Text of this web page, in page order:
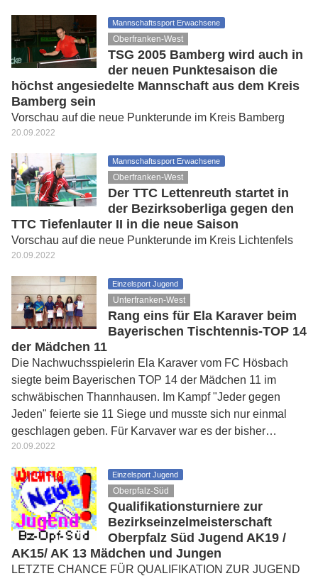
Mannschaftssport Erwachsene
Oberfranken-West
TSG 2005 Bamberg wird auch in
der neuen Punktesaison die
höchst angesiedelte Mannschaft aus dem Kreis
Bamberg sein
Vorschau auf die neue Punkterunde im Kreis Bamberg
20.09.2022
Mannschaftssport Erwachsene
Oberfranken-West
Der TTC Lettenreuth startet in
der Bezirksoberliga gegen den
TTC Tiefenlauter II in die neue Saison
Vorschau auf die neue Punkterunde im Kreis Lichtenfels
20.09.2022
Einzelsport Jugend
Unterfranken-West
Rang eins für Ela Karaver beim
Bayerischen Tischtennis-TOP 14
der Mädchen 11
Die Nachwuchsspielerin Ela Karaver vom FC Hösbach
siegte beim Bayerischen TOP 14 der Mädchen 11 im
schwäbischen Thannhausen. Im Kampf "Jeder gegen
Jeden" feierte sie 11 Siege und musste sich nur einmal
geschlagen geben. Für Karvaver war es der bisher…
20.09.2022
Einzelsport Jugend
Oberpfalz-Süd
Qualifikationsturniere zur
Bezirkseinzelmeisterschaft
Oberpfalz Süd Jugend AK19 /
AK15/ AK 13 Mädchen und Jungen
LETZTE CHANCE FÜR QUALIFIKATION ZUR JUGEND